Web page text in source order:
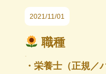
2021/11/01
職種
.
・栄養士（正規／